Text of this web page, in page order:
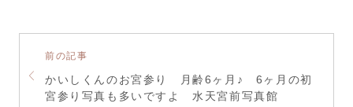
前の記事
かいしくんのお宮参り 月齢6ヶ月♪ 6ヶ月の初
宮参り写真も多いですよ 水天宮前写真館